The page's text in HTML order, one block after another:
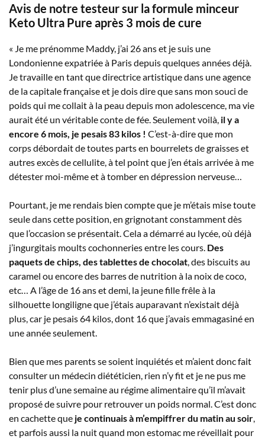
Avis de notre testeur sur la formule minceur
Keto Ultra Pure après 3 mois de cure
« Je me prénomme Maddy, j’ai 26 ans et je suis une
Londonienne expatriée à Paris depuis quelques années déjà.
Je travaille en tant que directrice artistique dans une agence
de la capitale française et je dois dire que sans mon souci de
poids qui me collait à la peau depuis mon adolescence, ma vie
aurait été un véritable conte de fée. Seulement voilà, il y a
encore 6 mois, je pesais 83 kilos ! C’est-à-dire que mon
corps débordait de toutes parts en bourrelets de graisses et
autres excès de cellulite, à tel point que j’en étais arrivée à me
détester moi-même et à tomber en dépression nerveuse…
Pourtant, je me rendais bien compte que je m’étais mise toute
seule dans cette position, en grignotant constamment dès
que l’occasion se présentait. Cela a démarré au lycée, où déjà
j’ingurgitais moults cochonneries entre les cours. Des
paquets de chips, des tablettes de chocolat, des biscuits au
caramel ou encore des barres de nutrition à la noix de coco,
etc… A l’âge de 16 ans et demi, la jeune fille frêle à la
silhouette longiligne que j’étais auparavant n’existait déjà
plus, car je pesais 64 kilos, dont 16 que j’avais emmagasiné en
une année seulement.
Bien que mes parents se soient inquiétés et m’aient donc fait
consulter un médecin diététicien, rien n’y fit et je ne pus me
tenir plus d’une semaine au régime alimentaire qu’il m’avait
proposé de suivre pour retrouver un poids normal. C’est donc
en cachette que je continuais à m’empiffrer du matin au soir,
et parfois aussi la nuit quand mon estomac me réveillait pour